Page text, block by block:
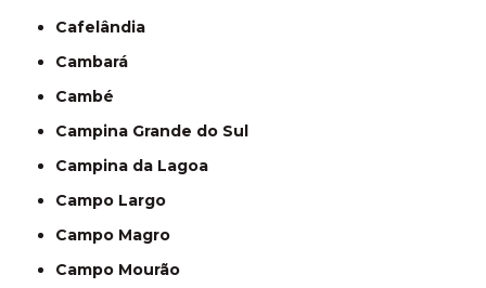
Cafelândia
Cambará
Cambé
Campina Grande do Sul
Campina da Lagoa
Campo Largo
Campo Magro
Campo Mourão